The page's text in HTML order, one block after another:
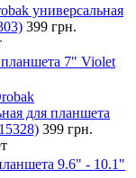
универсальная
399 грн.
7" Violet
для планшета
399 грн.
9.6" - 10.1"